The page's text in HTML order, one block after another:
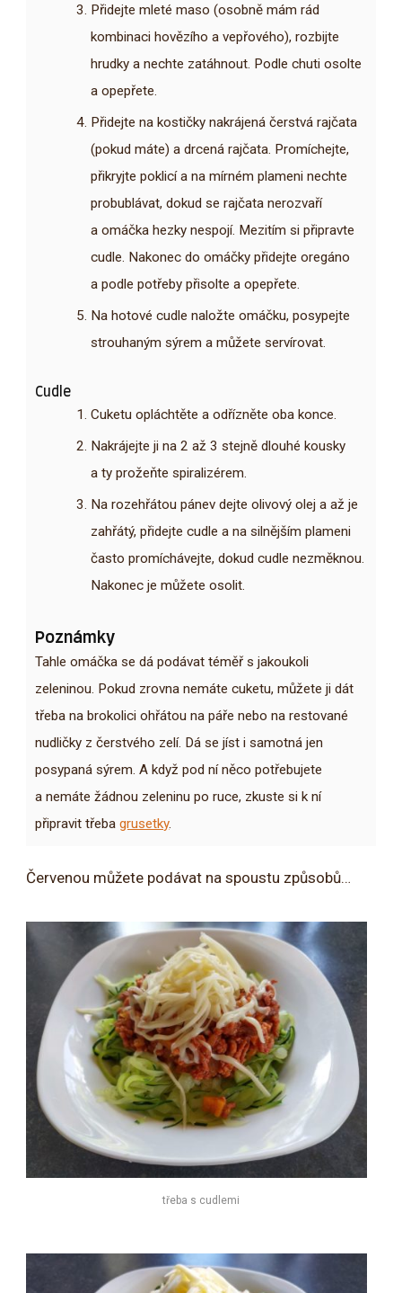
Přidejte mleté maso (osobně mám rád
kombinaci hovězího a vepřového), rozbijte
hrudky a nechte zatáhnout. Podle chuti osolte
a opepřete.
Přidejte na kostičky nakrájená čerstvá rajčata
(pokud máte) a drcená rajčata. Promíchejte,
přikryjte poklicí a na mírném plameni nechte
probublávat, dokud se rajčata nerozvaří
a omáčka hezky nespojí. Mezitím si připravte
cudle. Nakonec do omáčky přidejte oregáno
a podle potřeby přisolte a opepřete.
Na hotové cudle naložte omáčku, posypejte
strouhaným sýrem a můžete servírovat.
Cudle
Cuketu opláchtěte a odřízněte oba konce.
Nakrájejte ji na 2 až 3 stejně dlouhé kousky
a ty prožeňte spiralizérem.
Na rozehřátou pánev dejte olivový olej a až je
zahřátý, přidejte cudle a na silnějším plameni
často promíchávejte, dokud cudle nezměknou.
Nakonec je můžete osolit.
Poznámky
Tahle omáčka se dá podávat téměř s jakoukoli
zeleninou. Pokud zrovna nemáte cuketu, můžete ji dát
třeba na brokolici ohřátou na páře nebo na restované
nudličky z čerstvého zelí. Dá se jíst i samotná jen
posypaná sýrem. A když pod ní něco potřebujete
a nemáte žádnou zeleninu po ruce, zkuste si k ní
připravit třebagrusetky.
Červenou můžete podávat na spoustu způsobů…
třeba s cudlemi